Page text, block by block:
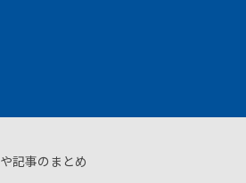
記事のまとめ